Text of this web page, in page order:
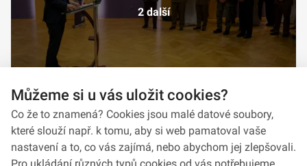
2 další
Můžeme si u vás uložit cookies?
Co že to znamená? Cookies jsou malé datové soubory,
které slouží např. k tomu, aby si web pamatoval vaše
nastavení a to, co vás zajímá, nebo abychom jej zlepšovali.